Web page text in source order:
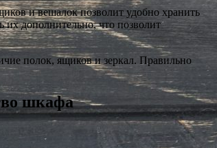
и вешалок позволит удобно хранить
дополнительно, что позволит
полок, ящиков и зеркал. Правильно
шкафа